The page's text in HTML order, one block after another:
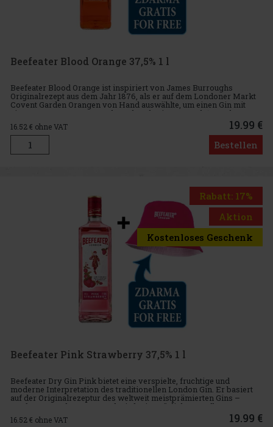
Beefeater Blood Orange 37,5% 1 l
Beefeater Blood Orange ist inspiriert von James Burroughs
Originalrezept aus dem Jahr 1876, als er auf dem Londoner Markt
Covent Garden Orangen von Hand auswählte, um einen Gin mit
einem zarten Orangengeschmack zu kreieren. Nach 143 Jahren
kehrte Bee
16.52€ ohne VAT 19.99 €
Bestellen
Rabatt: 17%
Aktion
Kostenloses Geschenk
Beefeater Pink Strawberry 37,5% 1 l
Beefeater Dry Gin Pink bietet eine verspielte, fruchtige und
moderne Interpretation des traditionellen London Gin. Er basiert
auf der Originalrezeptur des weltweit meistprämierten Gins –
Beefeater London Dry – und wird mit natürlichem Erdbeeraroma
ve
16.52€ ohne VAT 19.99 €